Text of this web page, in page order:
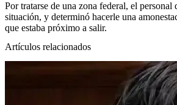
Por tratarse de una zona federal, el
situación, y determinó hacerle una
que estaba próximo a salir.
Artículos relacionados